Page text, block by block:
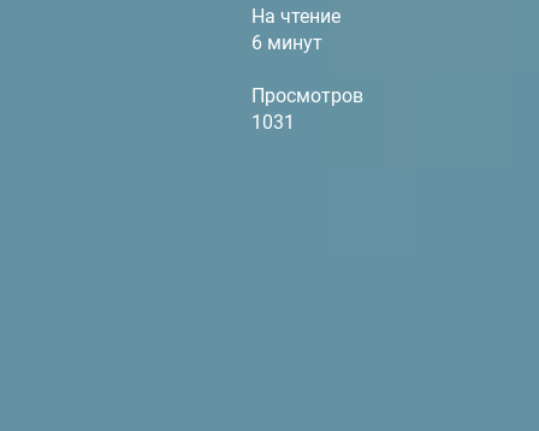
На чтение
6 минут
Просмотров
1031